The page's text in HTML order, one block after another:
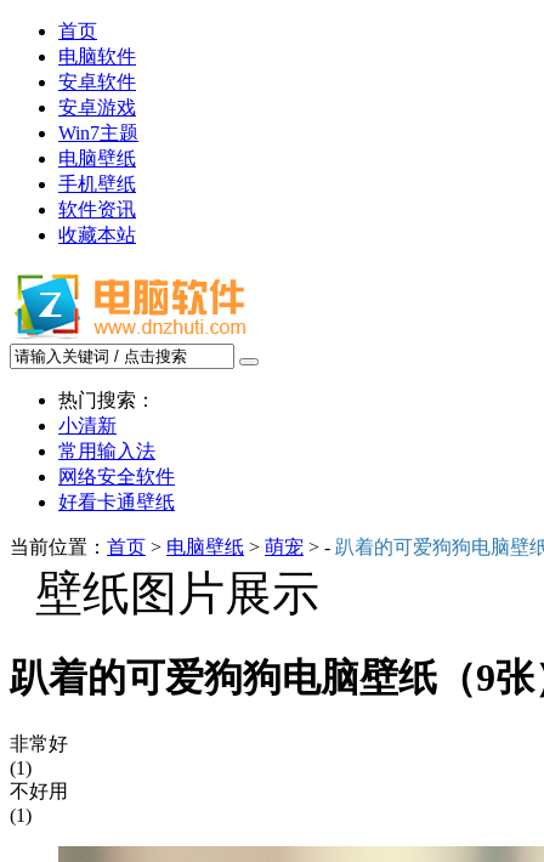
首页
电脑软件
安卓软件
安卓游戏
Win7主题
电脑壁纸
手机壁纸
软件资讯
收藏本站
热门搜索：
小清新
常用输入法
网络安全软件
好看卡通壁纸
当前位置： 首页 > 电脑壁纸 > 萌宠 > - 趴着的可爱狗狗电脑壁
壁纸图片展示
趴着的可爱狗狗电脑壁纸（9张
非常好
(1)
不好用
(1)